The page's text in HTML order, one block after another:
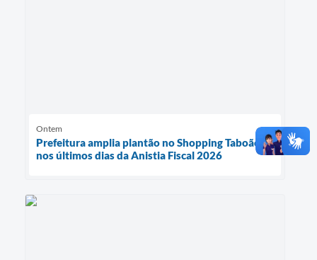
Ontem
Prefeitura amplia plantão no Shopping Taboão
nos últimos dias da Anistia Fiscal 2026